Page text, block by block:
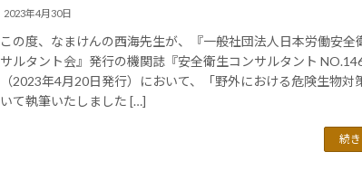
2023年4月30日
この度、なまけんの西海先生が、『一般社団法人日本労働安全
サルタント会』発行の機関誌『安全衛生コンサルタント NO.146
（2023年4月20日発行）において、「野外における危険生物対
いて執筆いたしました […]
続